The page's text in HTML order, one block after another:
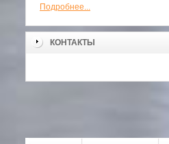
Подробнее...
КОНТАКТЫ